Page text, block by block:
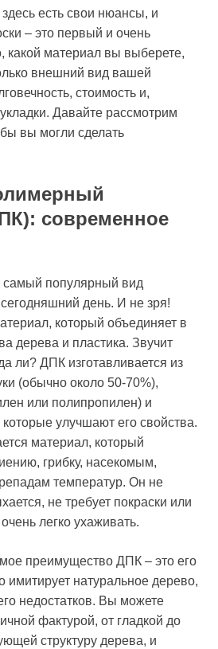
есть свои нюансы, и
– это первый и очень
какой материал вы выберете,
внешний вид вашей
стоимость и,
Давайте рассмотрим
вы могли сделать
современное
популярный вид
день. И не зря!
который объединяет в
дерева и пластика. Звучит
ли? ДПК изготавливается из
(обычно около 50-70%),
или полипропилен) и
улучшают его свойства.
материал, который
грибку, насекомым,
температур. Он не
не требует покраски или
легко ухаживать.
преимущество ДПК – это его
имитирует натуральное дерево,
недостатков. Вы можете
фактурой, от гладкой до
структуру дерева, и